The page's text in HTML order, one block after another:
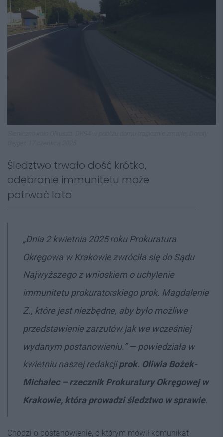
Śledztwo trwało dość krótko,
odebranie immunitetu może
potrwać lata
„Dnia 2 kwietnia 2025 roku Prokuratura
Okręgowa w Krakowie zwróciła się do Sądu
Najwyższego z wnioskiem o uchylenie
immunitetu prokuratorskiego prok. Magdalenie
Z., które jest niezbędne, aby było możliwe
przedstawienie zarzutów jak we wcześniej
wydanym postanowieniu.” — powiedziała w
kwietniu naszej redakcjiprok. Oliwia Bożek-
Michalec –rzecznik Prokuratury Okręgowej w
Krakowie, która prowadzi śledztwo w sprawie.
Chodzi o postanowienie, o którym mówił komunikat